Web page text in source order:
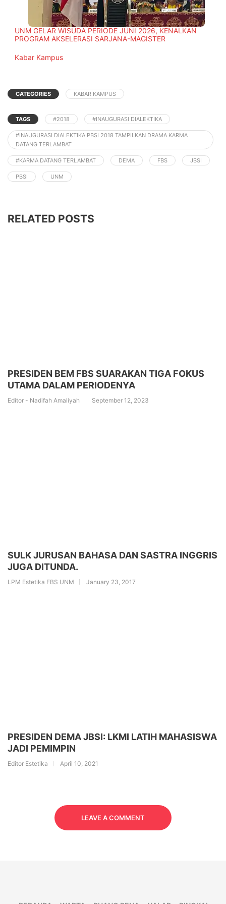
UNM GELAR WISUDA PERIODE JUNI 2026, KENALKAN
PROGRAM AKSELERASI SARJANA-MAGISTER
In relation to
Kabar Kampus
CATEGORIES KABAR KAMPUS
TAGS #2018 #INAUGURASI DIALEKTIKA
#INAUGURASI DIALEKTIKA PBSI 2018 TAMPILKAN DRAMA KARMA
DATANG TERLAMBAT
#KARMA DATANG TERLAMBAT DEMA FBS JBSI
PBSI UNM
RELATED POSTS
PRESIDEN BEM FBS SUARAKAN TIGA FOKUS
UTAMA DALAM PERIODENYA
Editor - Nadifah Amaliyah September 12, 2023
SULK JURUSAN BAHASA DAN SASTRA INGGRIS
JUGA DITUNDA.
LPM Estetika FBS UNM January 23, 2017
PRESIDEN DEMA JBSI: LKMI LATIH MAHASISWA
JADI PEMIMPIN
Editor Estetika April 10, 2021
LEAVE A COMMENT